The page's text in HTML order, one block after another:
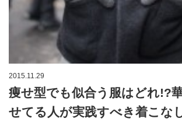
2015.11.29
痩せ型でも似合う服はどれ!?
せてる人が実践すべき着こな